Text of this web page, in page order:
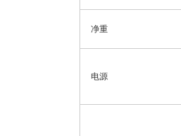
净重
电源